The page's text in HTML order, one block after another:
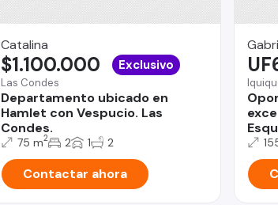
Catalina
Las Condes
Departamento ubicado en
Hamlet con Vespucio. Las
Condes.
$1.100.000 Exclusivo
75 m2 2 1 2
Contactar ahora